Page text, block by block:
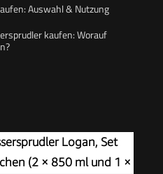
Auswahl & Nutzung
kaufen: Worauf
Logan, Set
(2 × 850 ml und 1 ×